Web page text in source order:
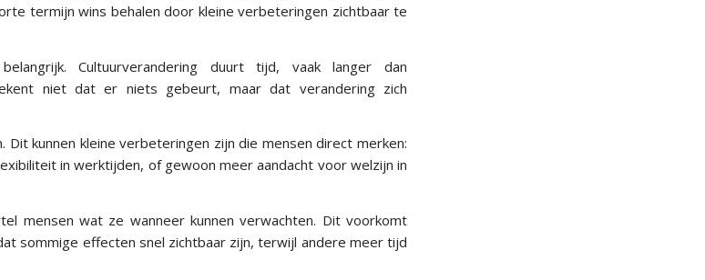
termijn wins behalen door kleine verbeteringen zichtbaar te
Cultuurverandering duurt tijd, vaak langer dan
niet dat er niets gebeurt, maar dat verandering zich
Dit kunnen kleine verbeteringen zijn die mensen direct merken:
in werktijden, of gewoon meer aandacht voor welzijn in
mensen wat ze wanneer kunnen verwachten. Dit voorkomt
sommige effecten snel zichtbaar zijn, terwijl andere meer tijd